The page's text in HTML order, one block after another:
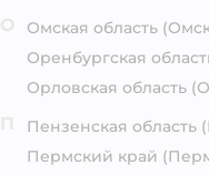
Омская область
Оренбургская
Орловская область
Пензенская область
Пермский край